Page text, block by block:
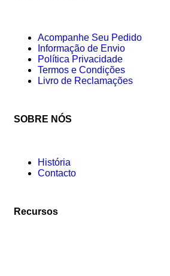
Acompanhe Seu Pedido
Informação de Envio
Política Privacidade
Termos e Condições
Livro de Reclamações
SOBRE NÓS
História
Contacto
Recursos